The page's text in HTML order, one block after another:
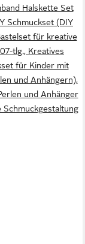
Halskette Set
Schmuckset (DIY
für kreative
tlg., Kreatives
für Kinder mit
und Anhängern),
und Anhänger